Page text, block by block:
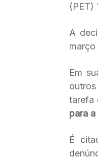
(PET)
A
março
Em
tarefa
para
É